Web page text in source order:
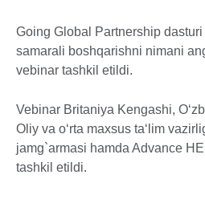
Going Global Partnership
samarali boshqarishni nimani
vebinar tashkil etildi.
Vebinar Britaniya Kengashi,
Oliy va o‘rta maxsus ta‘lim
jamg`armasi hamda Advance
tashkil etildi.